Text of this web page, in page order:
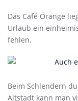
Das Café Orange
Urlaub ein
fehlen.
Beim Schlendern
Altstadt kann man